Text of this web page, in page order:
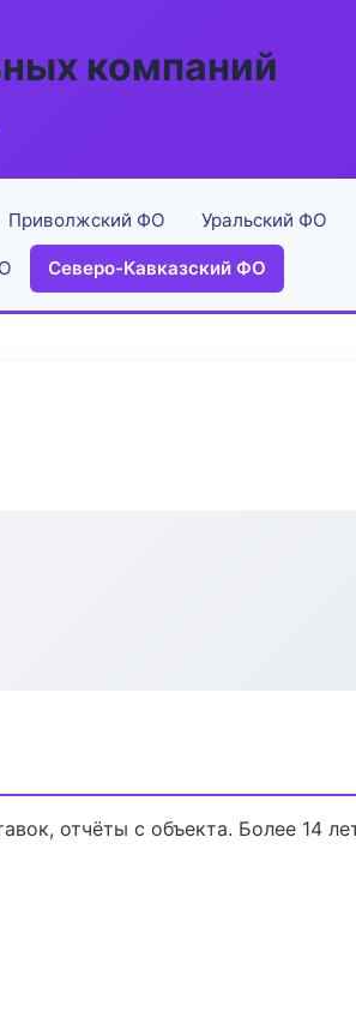
компаний
Приволжский ФО Уральский ФО
Северо-Кавказский ФО
отчёты с объекта. Более 14